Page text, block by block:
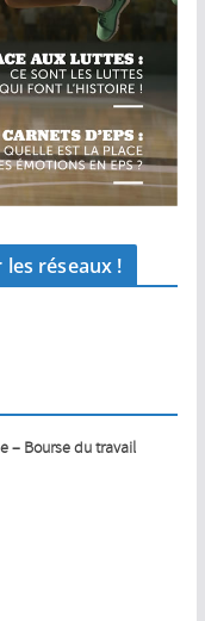
les réseaux !
– Bourse du travail